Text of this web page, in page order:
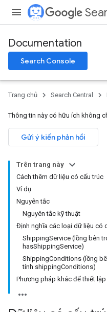
Documentation
Search Console
Trang chủ Search Central
Thông tin này có hữu ích không
Gửi ý kiến phản hồi
Trên trang này
Cách thêm dữ liệu có cấu trúc
Ví dụ
Nguyên tắc
Nguyên tắc kỹ thuật
Định nghĩa các loại dữ liệu có
ShippingService (lồng bên
hasShippingService)
ShippingConditions (lồng
tính shippingConditions)
Phương pháp khác để thiết